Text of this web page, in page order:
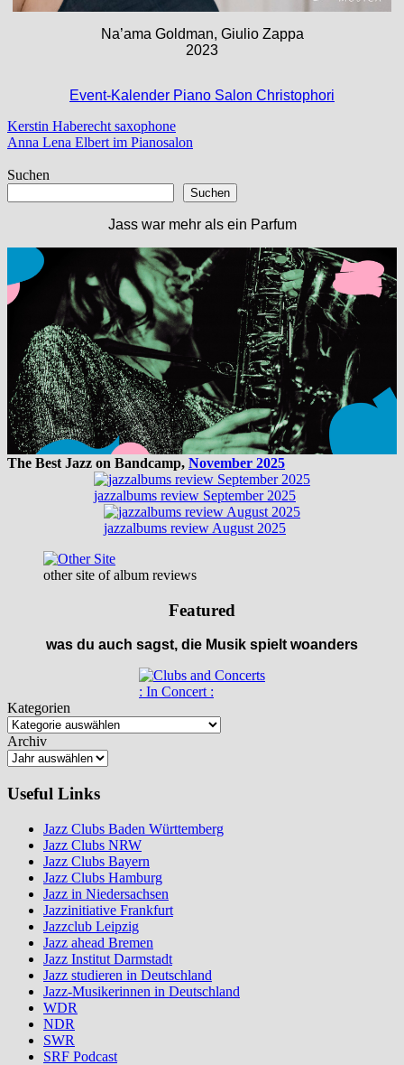
Na’ama Goldman, Giulio Zappa
2023
Event-Kalender Piano Salon Christophori
Beitragsnavigation
Vorheriger
Beitrag:
Kerstin Haberecht saxophone
Nächster
Anna Lena Elbert im Pianosalon
Suchen
Suchen
Jass war mehr als ein Parfum
The Best Jazz on Bandcamp, November 2025
jazzalbums review September 2025
jazzalbums review August 2025
other site of album reviews
Featured
was du auch sagst, die Musik spielt woanders
: In Concert :
Kategorien
Archiv
Useful Links
Jazz Clubs Baden Württemberg
Jazz Clubs NRW
Jazz Clubs Bayern
Jazz Clubs Hamburg
Jazz in Niedersachsen
Jazzinitiative Frankfurt
Jazzclub Leipzig
Jazz ahead Bremen
Jazz Institut Darmstadt
Jazz studieren in Deutschland
Jazz-Musikerinnen in Deutschland
WDR
NDR
SWR
SRF Podcast